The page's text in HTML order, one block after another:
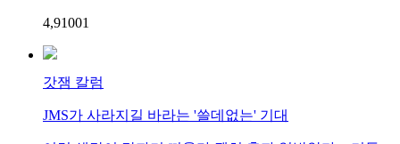
4,91001
갓잼 칼럼
JMS가 사라지길 바라는 '쓸데없는' 기대